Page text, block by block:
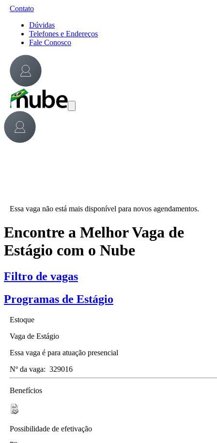
Contato
Dúvidas
Telefones e Endereços
Fale Conosco
Essa vaga não está mais disponível para novos agendamentos.
Encontre a Melhor Vaga de
Estágio com o Nube
Filtro de vagas
Programas de Estágio
Estoque
Vaga de Estágio
Essa vaga é para atuação presencial
Nº da vaga: 329016
Benefícios
Possibilidade de efetivação